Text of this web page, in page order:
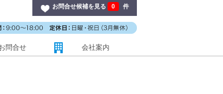
お問合せ候補を見る 0 件
問合せ 会社案内